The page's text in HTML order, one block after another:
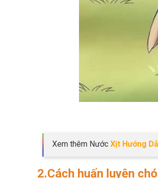
Xem thêm Nước Xịt Hướng
2.Cách huấn luyện